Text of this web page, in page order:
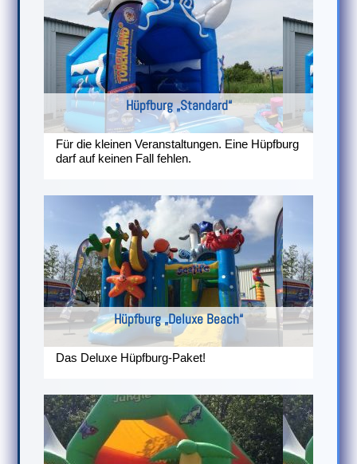
Hüpfburg „Standard“
Für die kleinen Veranstaltungen. Eine Hüpfburg
darf auf keinen Fall fehlen.
Hüpfburg „Deluxe Beach“
Das Deluxe Hüpfburg-Paket!